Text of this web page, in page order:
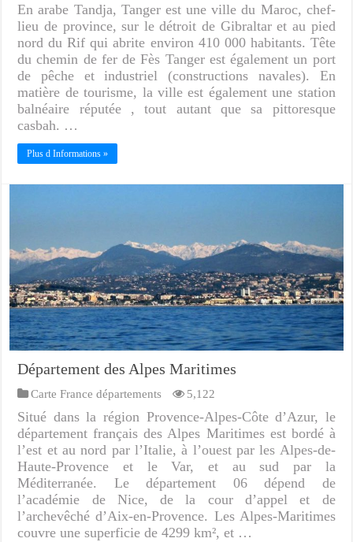
En arabe Tandja, Tanger est une ville du Maroc, chef-
lieu de province, sur le détroit de Gibraltar et au pied
nord du Rif qui abrite environ 410 000 habitants. Tête
du chemin de fer de Fès Tanger est également un port
de pêche et industriel (constructions navales). En
matière de tourisme, la ville est également une station
balnéaire réputée , tout autant que sa pittoresque
casbah. …
Plus d Informations »
Département des Alpes Maritimes
Carte France départements 5,122
Situé dans la région Provence-Alpes-Côte d’Azur, le
département français des Alpes Maritimes est bordé à
l’est et au nord par l’Italie, à l’ouest par les Alpes-de-
Haute-Provence et le Var, et au sud par la
Méditerranée. Le département 06 dépend de
l’académie de Nice, de la cour d’appel et de
l’archevêché d’Aix-en-Provence. Les Alpes-Maritimes
couvre une superficie de 4299 km², et …